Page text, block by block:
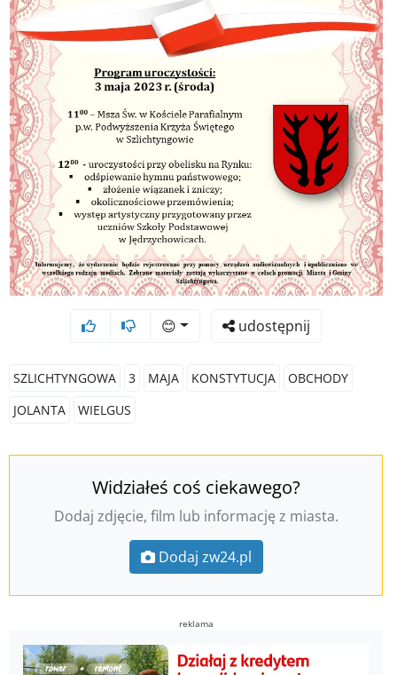
😊 udostępnij
SZLICHTYNGOWA 3 MAJA KONSTYTUCJA
OBCHODY
JOLANTA
WIELGUS
Widziałeś coś ciekawego?
Dodaj zdjęcie, film lub informację z miasta.
Dodaj zw24.pl
reklama